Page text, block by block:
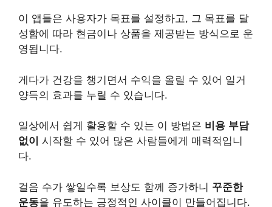
이 앱들은 사용자가 목표를 설정하고, 그 목표를 달
성함에 따라 현금이나 상품을 제공받는 방식으로 운
영됩니다.
게다가 건강을 챙기면서 수익을 올릴 수 있어 일거
양득의 효과를 누릴 수 있습니다.
일상에서 쉽게 활용할 수 있는 이 방법은 비용 부담
없이
시작할 수 있어 많은 사람들에게 매력적입니
다.
걸음 수가 쌓일수록 보상도 함께 증가하니 꾸준한
운동을 유도하는 긍정적인 사이클이 만들어집니다.